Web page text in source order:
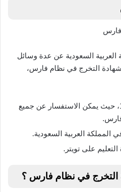
العربية السعودية عن عدة وسائل
التخرج في نظام فارس،
الاتصال على الرقم 19996، حيث يمكن الاستفسار عن جميع
المملكة العربية السعودية.
على تويتر.
التخرج في نظام فارس ؟